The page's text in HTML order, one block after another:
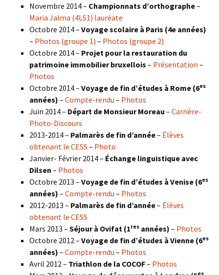
Novembre 2014 – Championnats d’orthographe–
Maria Jalma (4LS1) lauréate
Octobre 2014 – Voyage scolaire à Paris (4e années)
– Photos (groupe 1) – Photos (groupe 2)
Octobre 2014 – Projet pour la restauration du
patrimoine immobilier bruxellois – Présentation –
Photos
Octobre 2014 – Voyage de fin d’études à Rome (6es
années) – Compte-rendu – Photos
Juin 2014 – Départ de Monsieur Moreau – Carrière-
Photo-Discours
2013-2014 – Palmarès de fin d’année– Élèves
obtenant le CESS – Photo
Janvier- Février 2014 – Échange linguistique avec
Dilsen – Photos
Octobre 2013 – Voyage de fin d’études à Venise (6es
années) – Compte-rendu – Photos
2012-2013 – Palmarès de fin d’année– Élèves
obtenant le CESS
Mars 2013 – Séjour à Ovifat (1res années) – Photos
Octobre 2012 – Voyage de fin d’études à Vienne (6es
années) – Compte-rendu – Photos
Avril 2012 – Triathlon de la COCOF– Photos
es